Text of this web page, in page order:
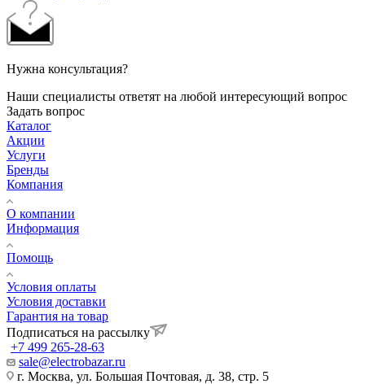
Нужна консультация?
Наши специалисты ответят на любой интересующий вопрос
Задать вопрос
Каталог
Акции
Услуги
Бренды
Компания
О компании
Информация
Помощь
Условия оплаты
Условия доставки
Гарантия на товар
Подписаться на рассылку
+7 499 265-28-63
sale@electrobazar.ru
г. Москва, ул. Большая Почтовая, д. 38, стр. 5